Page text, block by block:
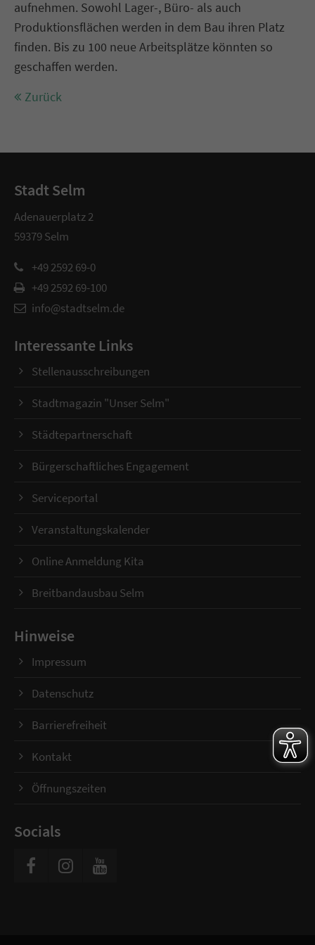
aufnehmen. Sowohl Lager-, Büro- als auch
Produktionsflächen werden in dem Bau ihren Platz
finden. Bis zu 100 neue Arbeitsplätze könnten so
geschaffen werden.
Zurück
Stadt Selm
Adenauerplatz 2
59379 Selm
+49 2592 69-0
+49 2592 69-100
info@stadtselm.de
Interessante Links
Stellenausschreibungen
Stadtmagazin "Unser Selm"
Städtepartnerschaft
Bürgerschaftliches Engagement
Serviceportal
Veranstaltungskalender
Online Anmeldung Kita
Breitbandausbau Selm
Hinweise
Impressum
Datenschutz
Barrierefreiheit
Kontakt
Öffnungszeiten
Socials